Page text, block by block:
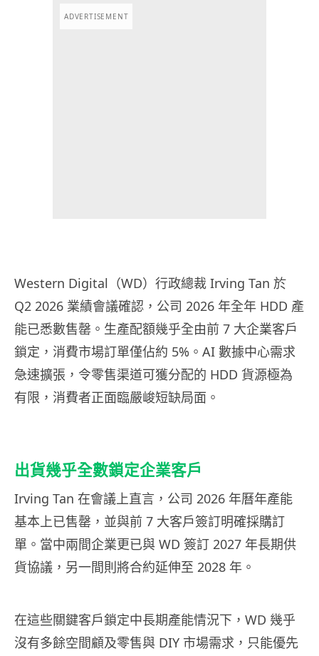
ADVERTISEMENT
Western Digital（WD）行政總裁 Irving Tan 於
Q2 2026 業績會議確認，公司 2026 年全年 HDD 產
能已悉數售罄。生產配額幾乎全由前 7 大企業客戶
鎖定，消費市場訂單僅佔約 5%。AI 數據中心需求
急速擴張，令零售渠道可獲分配的 HDD 貨源極為
有限，消費者正面臨嚴峻短缺局面。
出貨幾乎全數鎖定企業客戶
Irving Tan 在會議上直言，公司 2026 年曆年產能
基本上已售罄，並與前 7 大客戶簽訂明確採購訂
單。當中兩間企業更已與 WD 簽訂 2027 年長期供
貨協議，另一間則將合約延伸至 2028 年。
在這些關鍵客戶鎖定中長期產能情況下，WD 幾乎
沒有多餘空間顧及零售與 DIY 市場需求，只能優先